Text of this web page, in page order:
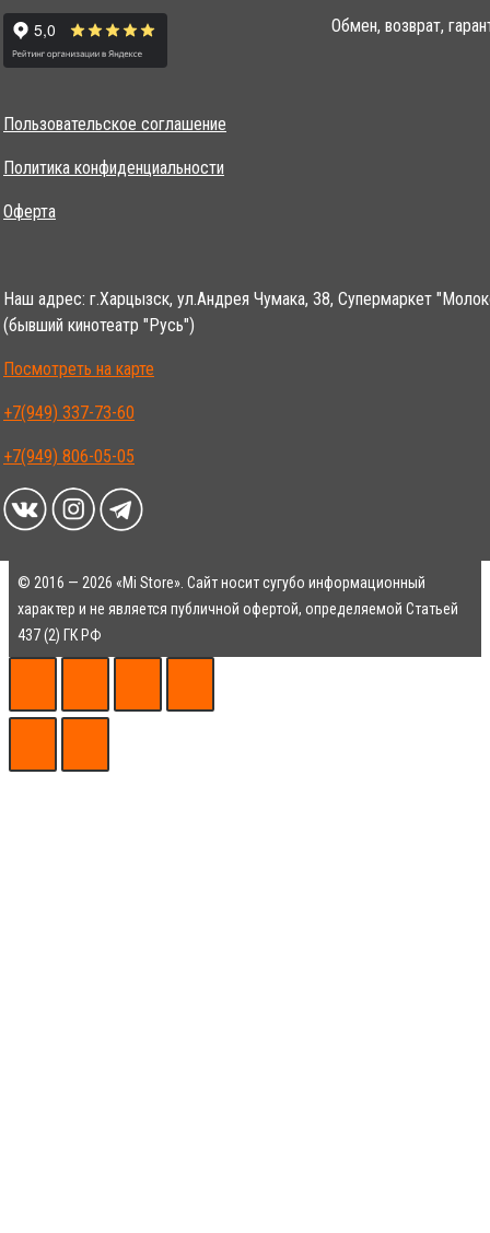
Обмен, возврат,
Пользовательское соглашение
Политика конфиденциальности
Оферта
Наш адрес: г.Харцызск, ул.Андрея Чумака, 38, Супермаркет
(бывший кинотеатр "Русь")
Посмотреть на карте
+7(949) 337-73-60
+7(949) 806-05-05
© 2016 — 2026 «Mi Store». Сайт носит сугубо информационный
характер и не является публичной офертой, определяемой Статьей
437 (2) ГК РФ